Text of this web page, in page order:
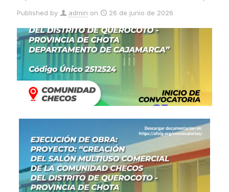
Published by admin on 26 de junio de 2026